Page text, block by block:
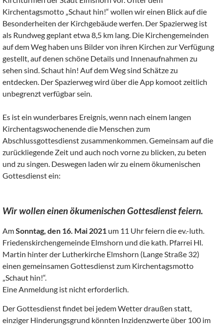
Kirchentagsmotto „Schaut hin!“ wollen wir einen Blick auf die
Besonderheiten der Kirchgebäude werfen. Der Spazierweg ist
als Rundweg geplant etwa 8,5 km lang. Die Kirchengemeinden
auf dem Weg haben uns Bilder von ihren Kirchen zur Verfügung
gestellt, auf denen schöne Details und Innenaufnahmen zu
sehen sind. Schaut hin! Auf dem Weg sind Schätze zu
entdecken. Der Spazierweg wird über die App komoot zeitlich
unbegrenzt verfügbar sein.
Es ist ein wunderbares Ereignis, wenn nach einem langen
Kirchentagswochenende die Menschen zum
Abschlussgottesdienst zusammenkommen. Gemeinsam auf die
zurückliegende Zeit und auch noch vorne zu blicken, zu beten
und zu singen. Deswegen laden wir zu einem ökumenischen
Gottesdienst ein:
Wir wollen einen ökumenischen Gottesdienst feiern.
AmSonntag, den 16. Mai 2021 um 11 Uhr feiern die ev.-luth.
Friedenskirchengemeinde Elmshorn und die kath. Pfarrei Hl.
Martin hinter der Lutherkirche Elmshorn (Lange Straße 32)
einen gemeinsamen Gottesdienst zum Kirchentagsmotto
„Schaut hin!“.
Eine Anmeldung ist nicht erforderlich.
Der Gottesdienst findet bei jedem Wetter draußen statt,
einziger Hinderungsgrund könnten Inzidenzwerte über 100 im